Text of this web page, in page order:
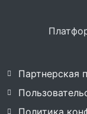
Партнерская
Политика